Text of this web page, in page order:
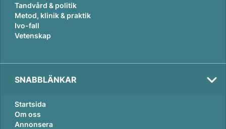
Tandvård & politik
Metod, klinik & praktik
Ivo-fall
Vetenskap
SNABBLÄNKAR
Startsida
Om oss
Annonsera